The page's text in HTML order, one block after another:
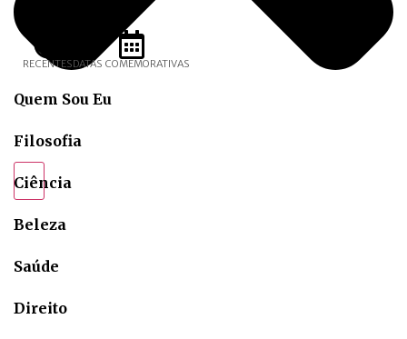
RECENTESDATAS COMEMORATIVAS
Quem Sou Eu
Filosofia
Ciência
Beleza
Saúde
Direito